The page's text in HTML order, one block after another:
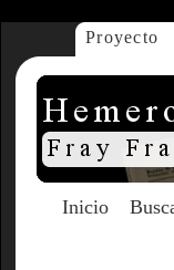
Proyecto
Inicio